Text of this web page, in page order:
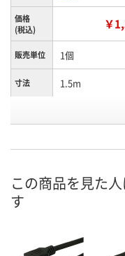
価格
(税込)
￥
販売単位 1個
寸法 1.5m
この商品を見た
す